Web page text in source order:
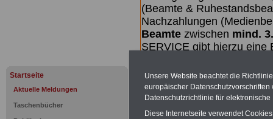
Startseite
Aktuelle Meldungen
Taschenbücher
(Beamte &
Nachzahlungen
Beamte zwischen mind.
SERVICE gibt hierzu eine
wird (wahrscheinlich im
Broschüre.
Unsere Website beachtet die
europäischer
Datenschutzrichtlinie für
Diese Internetseite verwendet